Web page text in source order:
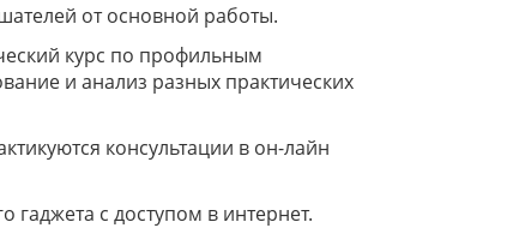
от основной работы.
курс по профильным
и анализ разных практических
консультации в он-лайн
с доступом в интернет.